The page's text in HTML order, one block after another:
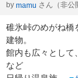
by mamu さん（非公
碓氷峠のめがね橋
建物。
館内も広々として
など